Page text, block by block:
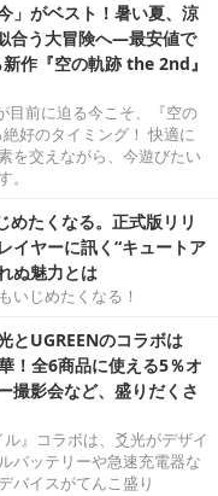
」がベスト！暑い夏、涼
合う大冒険へ―最安値で
作『空の軌跡 the 2nd』
目前に迫る今こそ、『空の
好のタイミング！ 快適に
を交えながら、今遊びたい
たくなる。正式版リリ
イヤーに訊く“キュートア
ぬ魅力とは
いじめたくなる！
とUGREENのコラボは
！全6商品に使える5％オ
撮影会など、盛りだくさ
』コラボは、爻光がデザイ
バッテリーや急速充電器な
バイスがてんこ盛り